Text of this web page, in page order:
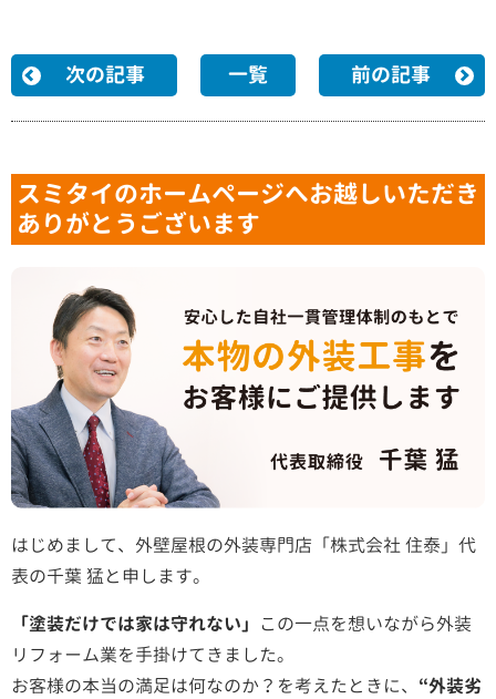
次の記事 一覧 前の記事
スミタイのホームページへお越しいただき
ありがとうございます
はじめまして、外壁屋根の外装専門店「株式会社 住泰」代
表の千葉 猛と申します。
「塗装だけでは家は守れない」 この一点を想いながら外装
リフォーム業を手掛けてきました。
お客様の本当の満足は何なのか？を考えたときに、 “外装劣